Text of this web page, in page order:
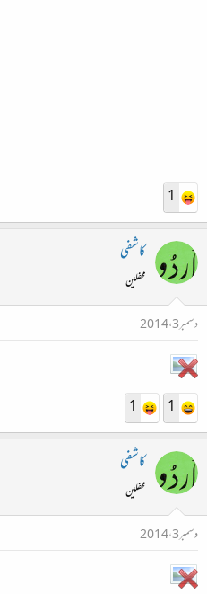
1
کاشفی
محفلین
دسمبر 3، 2014
1
1
کاشفی
محفلین
دسمبر 3، 2014